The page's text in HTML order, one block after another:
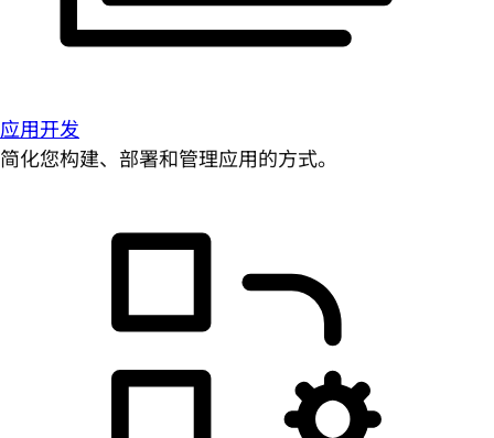
应用开发
简化您构建、部署和管理应用的方式。